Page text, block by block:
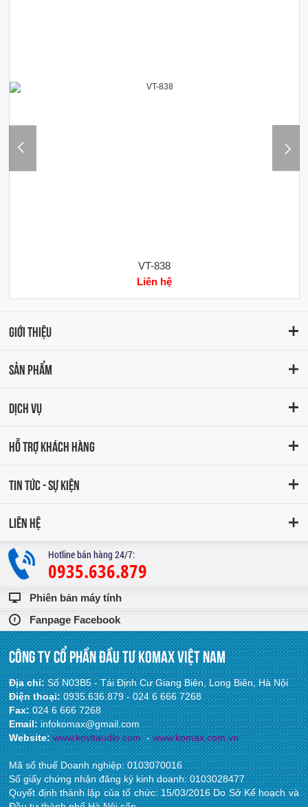
VT-838
Liên hệ
GIỚI THIỆU
SẢN PHẨM
DỊCH VỤ
HỖ TRỢ KHÁCH HÀNG
TIN TỨC - SỰ KIỆN
LIÊN HỆ
Hotline bán hàng 24/7:
0935.636.879
Phiên bản máy tính
Fanpage Facebook
CÔNG TY CỔ PHẦN ĐẦU TƯ KOMAX VIỆT NAM
Địa chỉ:Số N03B5 - Tái Định Cư Giang Biên, Long Biên, Hà Nội
Điện thoại:0935.636.879 - 024 6 666 7268
Fax: 024 6 666 7268
Email:infokomax@gmail.com
Website: www.kovitaudio.com-www.komax.com.vn
Mã số thuế Doanh nghiệp: ‎0103070016
Số giấy chứng nhận đăng ký kinh doanh: ‎0103028477
Quyết định thành lập của tổ chức: 15/03/2016 Do Sở Kế hoạch và